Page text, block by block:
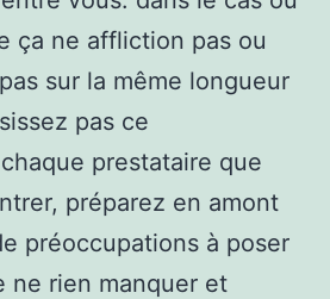
ça ne affliction pas ou
sur la même longueur
pas ce
prestataire que
préparez en amont
préoccupations à poser
ne rien manquer et